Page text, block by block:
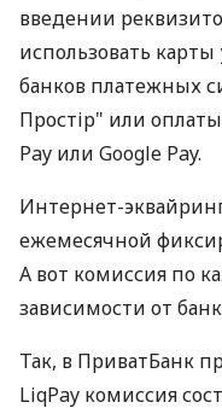
введении
использовать
банков платежных
Простір" или
Pay или Google Pay.
Интернет-
ежемесячной
А вот комиссия по
зависимости от
Так, в ПриватБанк
LiqPay комиссия